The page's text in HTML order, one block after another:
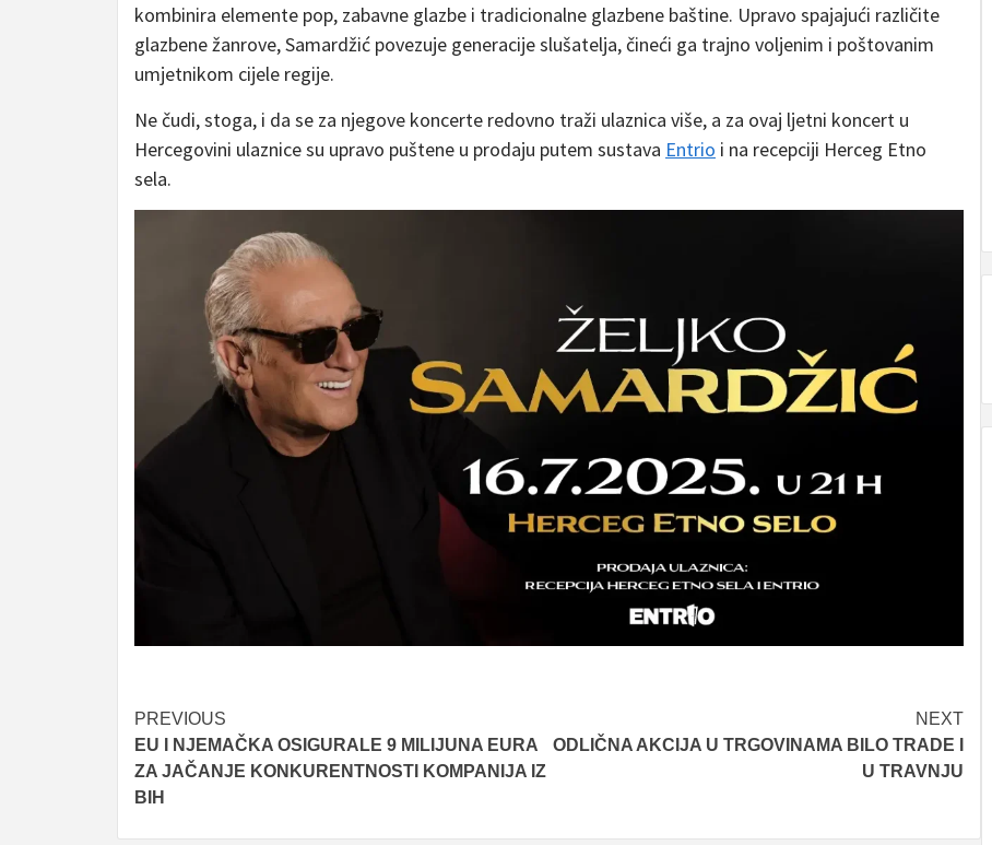
kombinira elemente pop, zabavne glazbe i tradicionalne glazbene baštine. Upravo spajajući različite
glazbene žanrove, Samardžić povezuje generacije slušatelja, čineći ga trajno voljenim i poštovanim
umjetnikom cijele regije.
Ne čudi, stoga, i da se za njegove koncerte redovno traži ulaznica više, a za ovaj ljetni koncert u
Hercegovini ulaznice su upravo puštene u prodaju putem sustava Entrio i na recepciji Herceg Etno
sela.
Post
navigation
PREVIOUS
EU I NJEMAČKA OSIGURALE 9 MILIJUNA EURA
ZA JAČANJE KONKURENTNOSTI KOMPANIJA IZ
BIH
NEXT
ODLIČNA AKCIJA U TRGOVINAMA BILO TRADE I
U TRAVNJU